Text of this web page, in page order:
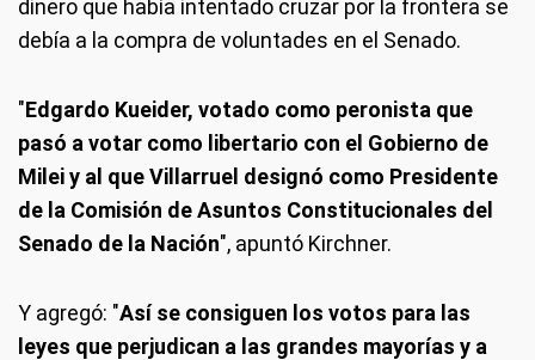
dinero que había intentado cruzar por la frontera se
debía a la compra de voluntades en el Senado.
"Edgardo Kueider, votado como peronista que
pasó a votar como libertario con el Gobierno de
Milei y al que Villarruel designó como Presidente
de la Comisión de Asuntos Constitucionales del
Senado de la Nación", apuntó Kirchner.
Y agregó: "Así se consiguen los votos para las
leyes que perjudican a las grandes mayorías y a